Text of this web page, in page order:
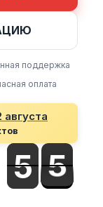
поддержка
оплата
августа